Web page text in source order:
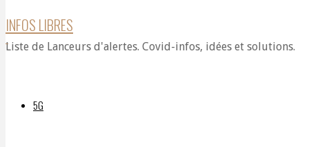
INFOS LIBRES
Liste de Lanceurs d'alertes. Covid-infos, idées et solutions.
5G